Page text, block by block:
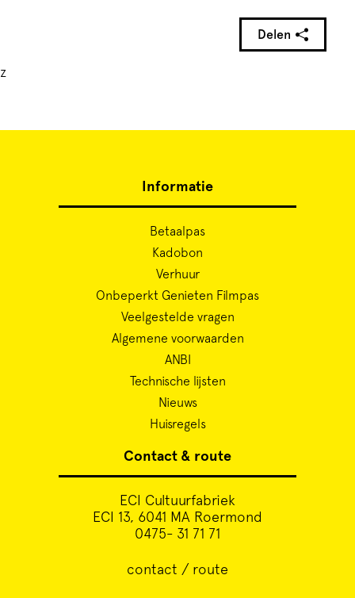
Delen
z
Informatie
Betaalpas
Kadobon
Verhuur
Onbeperkt Genieten Filmpas
Veelgestelde vragen
Algemene voorwaarden
ANBI
Technische lijsten
Nieuws
Huisregels
Contact & route
ECI Cultuurfabriek
ECI 13, 6041 MA Roermond
0475- 31 71 71
contact / route